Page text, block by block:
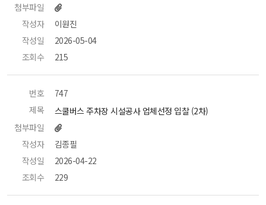
첨부파일
작성자
이원진
작성일
2026-05-04
조회수
215
번호
747
제목
스쿨버스 주차장 시설공사 업체선정 입찰 (2차)
첨부파일
작성자
김종필
작성일
2026-04-22
조회수
229